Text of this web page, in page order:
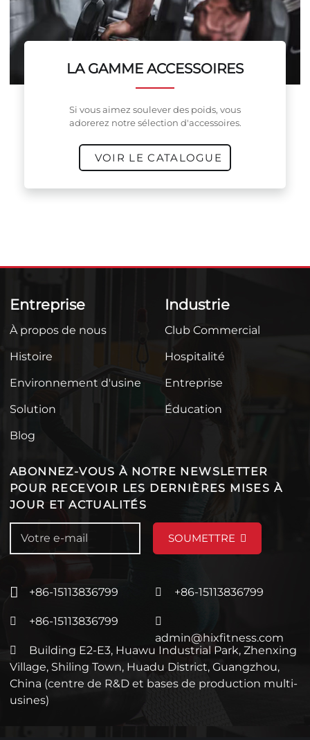
LA GAMME ACCESSOIRES
Si vous aimez soulever des poids, vous
adorerez notre sélection d'accessoires.
VOIR LE CATALOGUE
Entreprise
À propos de nous
Histoire
Environnement d'usine
Solution
Blog
Industrie
Club Commercial
Hospitalité
Entreprise
Éducation
ABONNEZ-VOUS À NOTRE NEWSLETTER
POUR RECEVOIR LES DERNIÈRES MISES À
JOUR ET ACTUALITÉS
SOUMETTRE
+86-15113836799 +86-15113836799
+86-15113836799
admin@hixfitness.com
Building E2-E3, Huawu Industrial Park, Zhenxing
Village, Shiling Town, Huadu District, Guangzhou,
China (centre de R&D et bases de production multi-
usines)